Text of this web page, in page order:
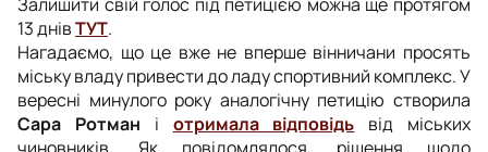
13 днівТУТ.
Нагадаємо, що це вже не вперше вінничани просять
міську владу привести до ладу спортивний комплекс. У
вересні минулого року аналогічну петицію створила
Сара Ротман і отримала відповідь від міських